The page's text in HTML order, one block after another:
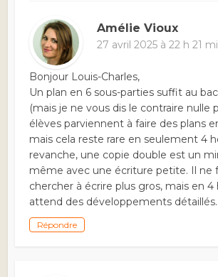
Amélie Vioux
27 avril 2025 à 22 h 21
Bonjour Louis-Charles,
Un plan en 6 sous-parties suffit au
(mais je ne vous dis le contraire nulle
élèves parviennent à faire des plans
mais cela reste rare en seulement 4
revanche, une copie double est un
même avec une écriture petite. Il ne
chercher à écrire plus gros, mais en 4
attend des développements détaillés.
Répondre